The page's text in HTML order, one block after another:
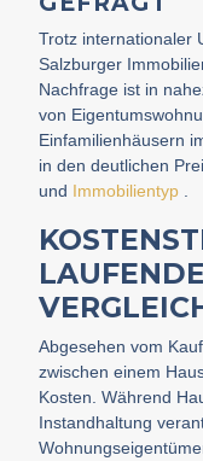
Trotz internationaler
Salzburger
Nachfrage ist in
von
Einfamilienhäusern
in den deutlichen
und Immobilientyp
Abgesehen vom
zwischen einem
Kosten. Während
Instandhaltung